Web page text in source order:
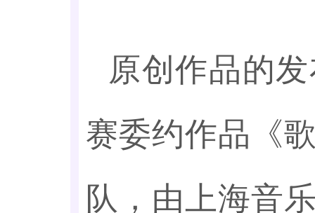
原创作品的
赛委约作品《
队，由上海音